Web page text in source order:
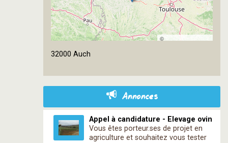
©
32000 Auch
Annonces
Appel à candidature - Elevage ovin
Vous êtes porteur.ses de projet en
agriculture et souhaitez vous tester